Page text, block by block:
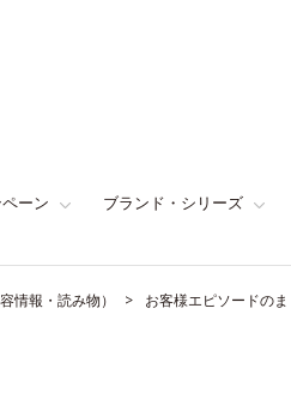
ーン ブランド・シリーズ
情報・読み物） お客様エピソードの